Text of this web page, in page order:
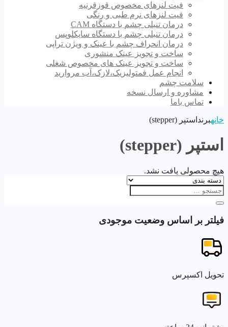
فیت لنزهای مخصوص قوزقرنیه
فیت لنزهای نرم طبی و رنگی
درمان تنبلی چشم با دستگاه CAM
درمان تنبلی چشم با دستگاه سایکلوپس
درمان انحراف چشم با عینک و ویژن تراپی
ساخت و تجویز عینک منشوری
ساخت و تجویز عینک های مخصوص شغلی
انجام عمل فمتولیزیک،لازک،آب مروارید
سلامت چشم
مشاوره و ارسال نسخه
تماس باما
خانهبرند استپر (stepper)
استپر (stepper)
هیچ محصولی یافت نشد.
فیلتر بر اساس وضعیت موجودی
تحویل اکسپرس